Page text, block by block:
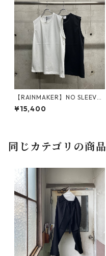
【RAINMAKER】NO SLEEVE
TEE_BLACK
¥15,400
同じカテゴリの商品